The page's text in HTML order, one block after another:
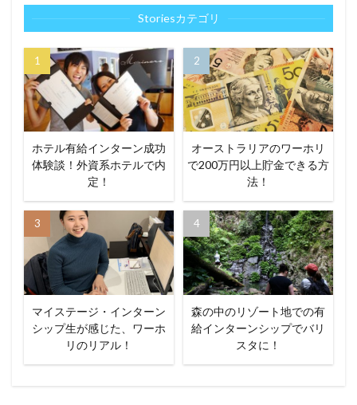
Storiesカテゴリ
ホテル有給インターン成功
体験談！外資系ホテルで内
定！
オーストラリアのワーホリ
で200万円以上貯金できる方
法！
マイステージ・インターン
シップ生が感じた、ワーホ
リのリアル！
森の中のリゾート地での有
給インターンシップでバリ
スタに！